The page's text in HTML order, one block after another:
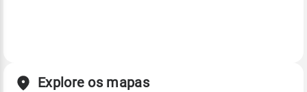
Explore os mapas